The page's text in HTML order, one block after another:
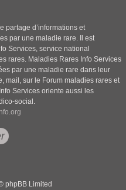
partage d’informations et
par une maladie rare. Il est
Services, service national
rares. Maladies Rares Info Services
par une maladie rare dans leur
mail, sur le Forum maladies rares et
Services oriente aussi les
social.
phpBB Limited